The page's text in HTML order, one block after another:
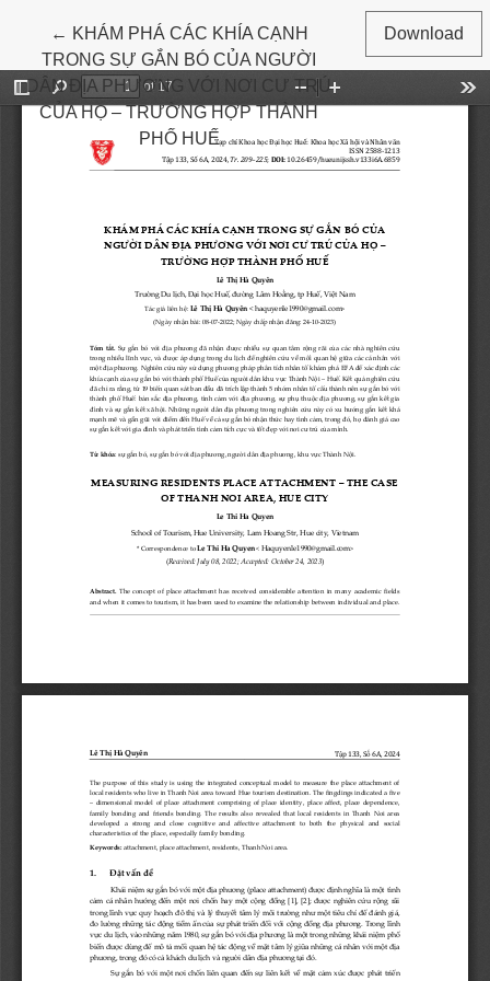
← Return to Article Details
KHÁM PHÁ CÁC KHÍA CẠNH
TRONG SỰ GẮN BÓ CỦA NGƯỜI
DÂN ĐỊA PHƯƠNG VỚI NƠI CƯ TRÚ
CỦA HỌ – TRƯỜNG HỢP THÀNH
PHỐ HUẾ
Download